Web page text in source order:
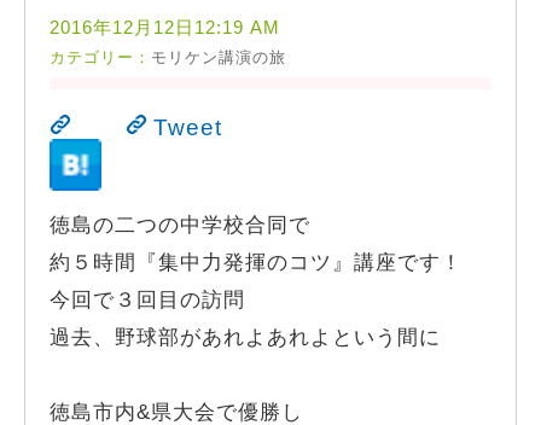
2016年12月12日12:19 AM
カテゴリー： モリケン講演の旅
Tweet
徳島の二つの中学校合同で
約５時間『集中力発揮のコツ』講座です！
今回で３回目の訪問
過去、野球部があれよあれよという間に
徳島市内&県大会で優勝し